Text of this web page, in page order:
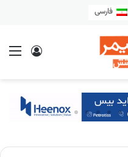
فارسی